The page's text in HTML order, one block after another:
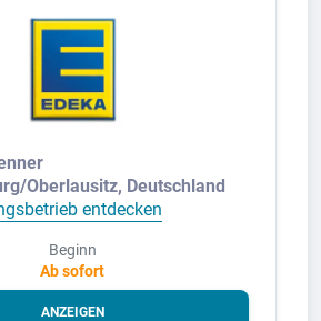
Oberlausitz, Deutschland
entdecken
Beginn
Ab sofort
ANZEIGEN